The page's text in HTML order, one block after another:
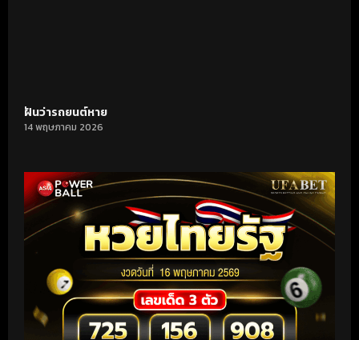
ฝันว่ารถยนต์หาย
14 พฤษภาคม 2026